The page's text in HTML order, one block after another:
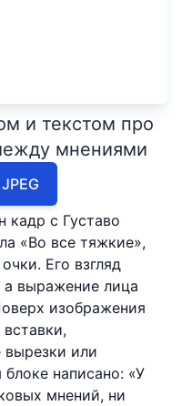
и текстом про
мнениями
кадр с Густаво
«Во все тяжкие»,
Его взгляд
а выражение лица
изображения
вырезки или
написано: «У
мнений, ни